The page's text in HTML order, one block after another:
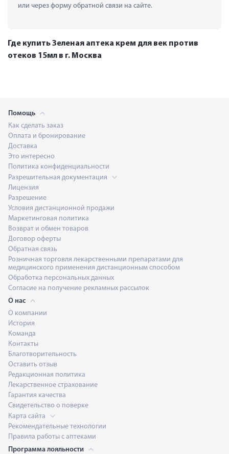
или через форму обратной связи на сайте.
Где купить Зеленая аптека крем для век против
отеков 15мл в г. Москва
Помощь
Как сделать заказ
Оплата и бронирование
Доставка
Это интересно
Политика конфиденциальности
Разрешительная документация
Лицензия
Разрешение
Условия дистанционной продажи
Маркетинговая политика
Возврат и обмен товаров
Договор оферты
Обратная связь
Розничная торговля лекарственными препаратами для
медицинского применения дистанционным способом
Обработка персональных данных
Согласие на получение рекламных рассылок
О нас
О компании
История
Команда
Контакты
Благотворительность
Оставить отзыв
Редакционная политика
Лекарственное страхование
Гарантия качества
Свидетельство о поверке
Карта сайта
Рекомендательные технологии
Правила работы с аптеками
Программа лояльности